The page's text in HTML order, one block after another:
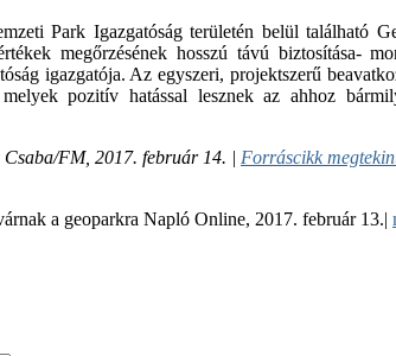
Park Igazgatóság területén belül található
megőrzésének hosszú távú biztosítása-
igazgatója. Az egyszeri, projektszerű
pozitív hatással lesznek az ahhoz
FM, 2017. február 14. | Forráscikk
a geoparkra Napló Online, 2017. február 13.|